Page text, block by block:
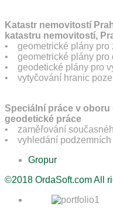
Katastr nemovitostí
katastru nemovitostí,
• geometrické plány pro
• geometrické plány pro
• geodetické plány pro
• vytyčování hranic
Speciální práce v oboru
geodetické práce
• zaměřování
• vyhledání podzemních
Gropur
©2018 OrdaSoft.com All